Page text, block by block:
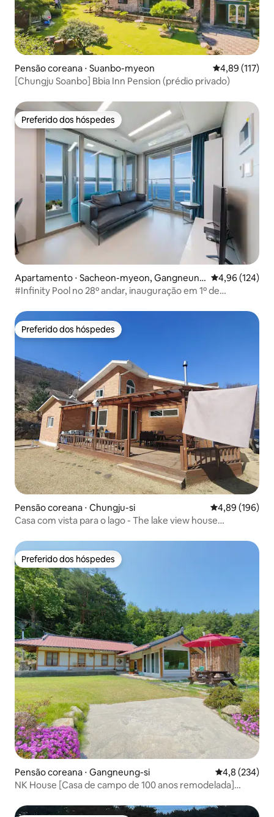
Pensão coreana ⋅ Suanbo-myeon 4,89 de uma
4,89 (117)
[Chungju Soanbo] Bbia Inn Pension (prédio privado)
Preferido dos hóspedes
Preferido dos hóspedes
Apartamento ⋅ Sacheon-myeon, Gangneung
-si
4,96 de uma
4,96 (124)
#Infinity Pool no 28º andar, inauguração em 1º de
quarto#Um lugar onde você pode vir apenas para relaxar!
Preferido dos hóspedes
Preferido dos hóspedes
Pensão coreana ⋅ Chungju-si 4,89 de uma
4,89 (196)
Casa com vista para o lago - The lake view house
Preferido dos hóspedes
Preferido dos hóspedes
Pensão coreana ⋅ Gangneung-si 4,8 de uma
4,8 (234)
NK House [Casa de campo de 100 anos remodelada]